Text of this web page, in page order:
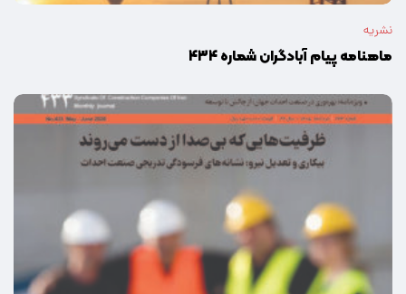
نشریه
ماهنامه پیام آبادگران شماره ۴۳۴